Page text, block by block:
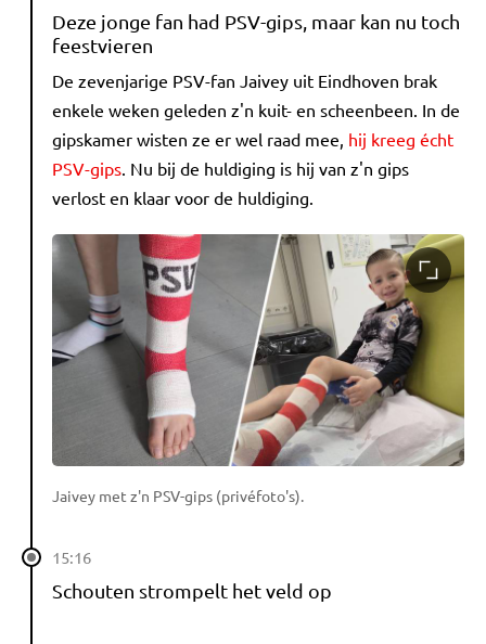
Deze jonge fan had PSV-gips, maar kan nu toch
feestvieren
De zevenjarige PSV-fan Jaivey uit Eindhoven brak
enkele weken geleden z'n kuit- en scheenbeen. In de
gipskamer wisten ze er wel raad mee, hij kreeg écht
PSV-gips. Nu bij de huldiging is hij van z'n gips
verlost en klaar voor de huldiging.
Jaivey met z'n PSV-gips (privéfoto's).
15:16
Schouten strompelt het veld op